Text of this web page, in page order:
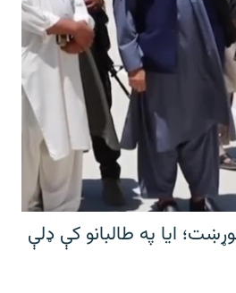
ایا په طالبانو کې ډلې